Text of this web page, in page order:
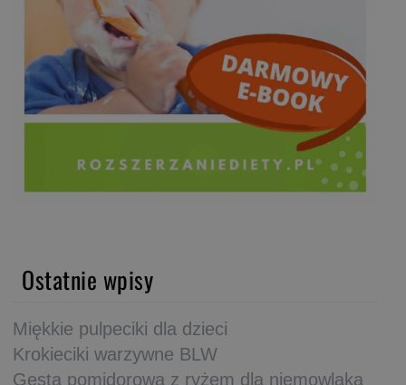
Ostatnie wpisy
Miękkie pulpeciki dla dzieci
Krokieciki warzywne BLW
Gęsta pomidorowa z ryżem dla niemowlaka